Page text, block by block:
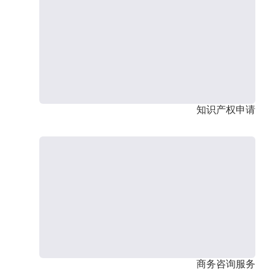
知识产权申请
商务咨询服务